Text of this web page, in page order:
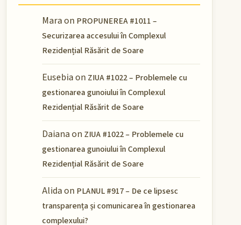
Maraon PROPUNEREA #1011 –
Securizarea accesului în Complexul
Rezidențial Răsărit de Soare
Eusebiaon ZIUA #1022 – Problemele cu
gestionarea gunoiului în Complexul
Rezidențial Răsărit de Soare
Daianaon ZIUA #1022 – Problemele cu
gestionarea gunoiului în Complexul
Rezidențial Răsărit de Soare
Alidaon PLANUL #917 – De ce lipsesc
transparența și comunicarea în gestionarea
complexului?